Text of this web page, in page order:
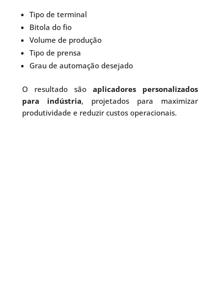
Tipo de terminal
Bitola do fio
Volume de produção
Tipo de prensa
Grau de automação desejado
O resultado sãoaplicadores personalizados
para indústria, projetados para maximizar
produtividade e reduzir custos operacionais.